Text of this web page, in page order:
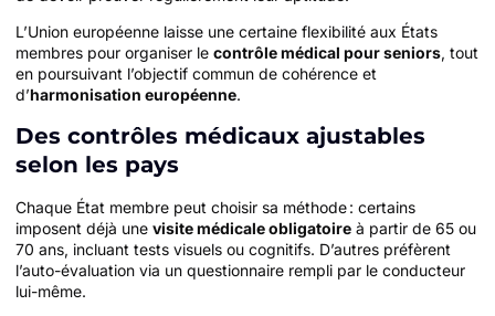
L’Union européenne laisse une certaine flexibilité aux États
membres pour organiser le contrôle médical pour seniors, tout
en poursuivant l’objectif commun de cohérence et
d’harmonisation européenne.
Des contrôles médicaux ajustables
selon les pays
Chaque État membre peut choisir sa méthode : certains
imposent déjà une visite médicale obligatoire à partir de 65 ou
70 ans, incluant tests visuels ou cognitifs. D’autres préfèrent
l’auto-évaluation via un questionnaire rempli par le conducteur
lui-même.